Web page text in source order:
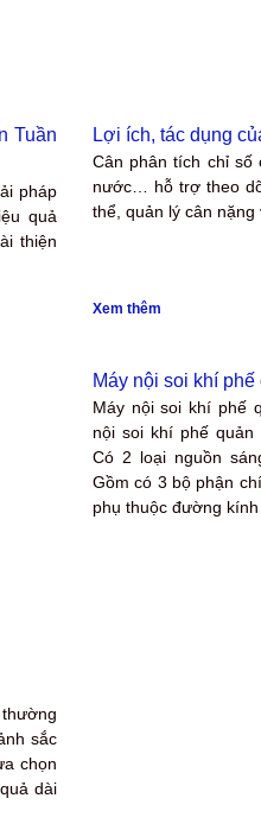
Tuần
pháp
quả
thiện
Lợi ích, tác dụng
Cân phân tích chỉ số
nước… hỗ trợ theo
thể, quản lý cân nặng
Xem thêm
sắc
chọn
dài
Máy nội soi khí phế
Máy nội soi khí phế
nội soi khí phế quản
Có 2 loại nguồn
Gồm có 3 bộ phận
phụ thuộc đường kính